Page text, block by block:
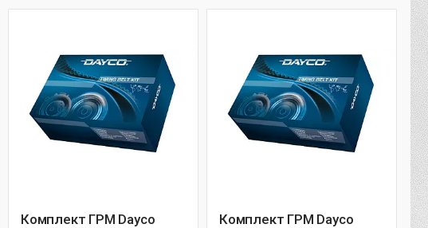
Комплект ГРМ Dayco
Комплект ГРМ Dayco